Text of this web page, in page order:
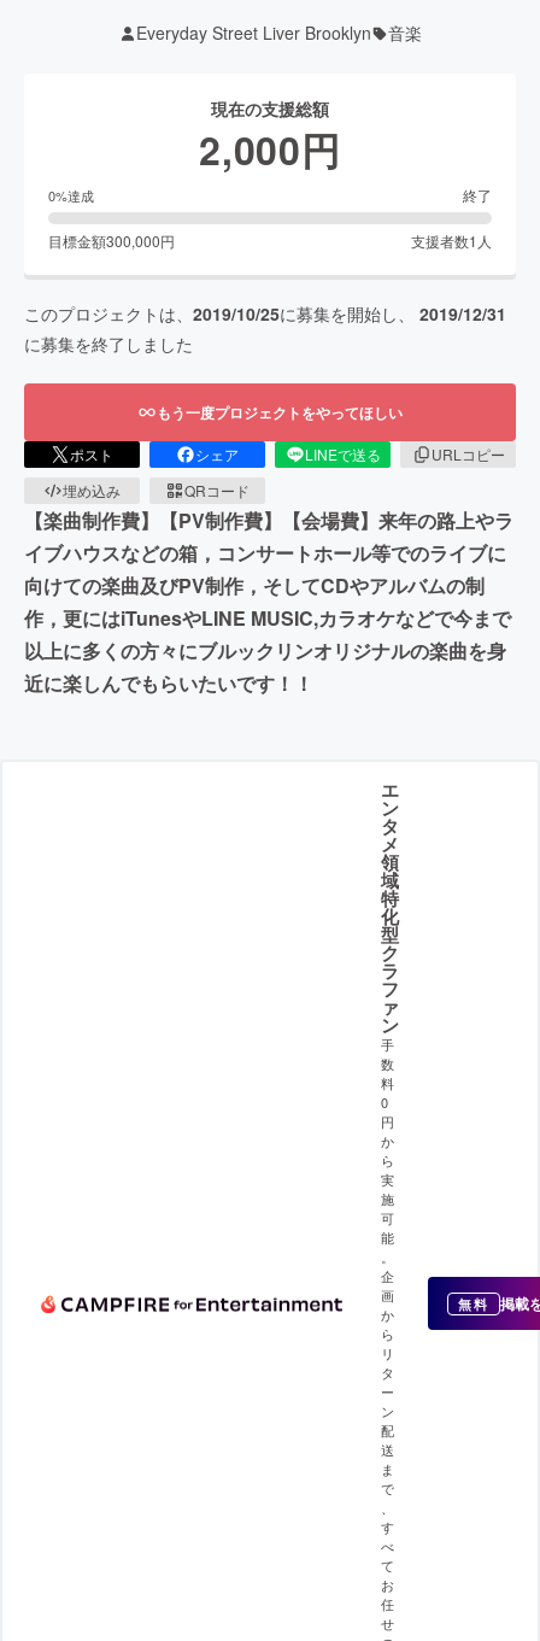
Everyday Street Liver Brooklyn 音楽
現在の支援総額
2,000円
0%達成 終了
目標金額300,000円 支援者数1 人
このプロジェクトは、 2019/10/25に募集を開始し、 2019/12/31
に募集を終了しました
もう一度プロジェクトをやってほしい
ポスト シェア LINEで送る
URLコピー
埋め込み
QRコード
【楽曲制作費】【PV制作費】【会場費】来年の路上やラ
イブハウスなどの箱，コンサートホール等でのライブに
向けての楽曲及びPV制作，そしてCDやアルバムの制
作，更にはiTunesやLINE MUSIC,カラオケなどで今まで
以上に多くの方々にブルックリンオリジナルの楽曲を身
近に楽しんでもらいたいです！！
エ
ン
タ
メ
領
域
特
化
型
ク
ラ
フ
ァ
ン
手
数
料
0
円
か
ら
実
施
可
能
。
企
画
か
ら
リ
タ
ー
ン
配
送
ま
で
、
す
べ
て
お
任
せ
無料 掲載